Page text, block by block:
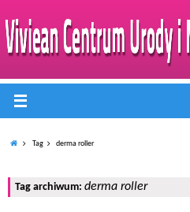
Tag derma roller
Tag archiwum: derma roller